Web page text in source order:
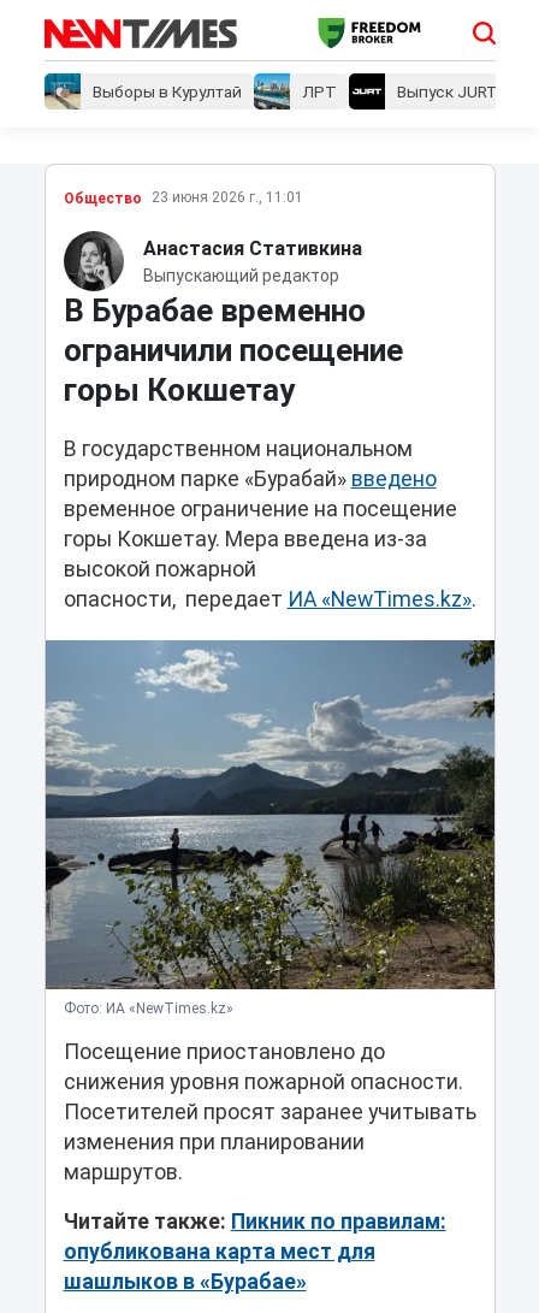
Выборы в Курултай ЛРТ Выпуск JURT
Общество 23 июня 2026 г., 11:01
Анастасия Стативкина
Выпускающий редактор
В Бурабае временно
ограничили посещение
горы Кокшетау
В государственном национальном
природном парке «Бурабай» введено
временное ограничение на посещение
горы Кокшетау. Мера введена из-за
высокой пожарной
опасности, передает ИА «NewTimes.kz».
Фото: ИА «NewTimes.kz»
Посещение приостановлено до
снижения уровня пожарной опасности.
Посетителей просят заранее учитывать
изменения при планировании
маршрутов.
Читайте также: Пикник по правилам:
опубликована карта мест для
шашлыков в «Бурабае»